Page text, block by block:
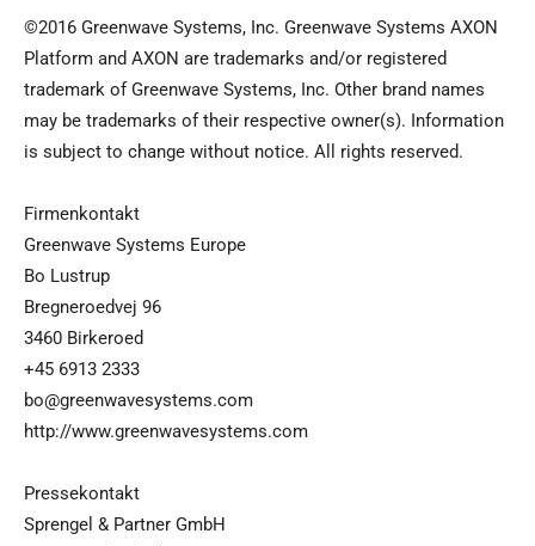
©2016 Greenwave Systems, Inc. Greenwave Systems AXON
Platform and AXON are trademarks and/or registered
trademark of Greenwave Systems, Inc. Other brand names
may be trademarks of their respective owner(s). Information
is subject to change without notice. All rights reserved.
Firmenkontakt
Greenwave Systems Europe
Bo Lustrup
Bregneroedvej 96
3460 Birkeroed
+45 6913 2333
bo@greenwavesystems.com
http://www.greenwavesystems.com
Pressekontakt
Sprengel & Partner GmbH